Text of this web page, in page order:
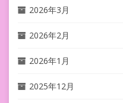
2026年3月
2026年2月
2026年1月
2025年12月